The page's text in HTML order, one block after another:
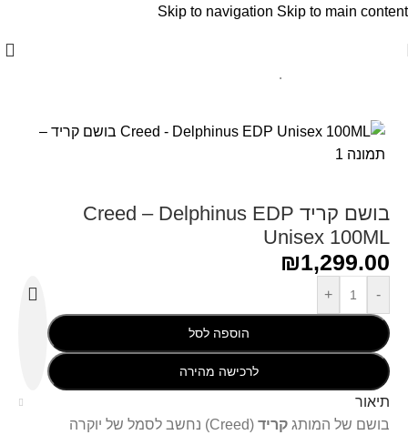
Skip to navigation Skip to main content
בושם קריד Creed – Delphinus EDP
Unisex 100ML
₪1,299.00
-
+
הוספה לסל
לרכישה מהירה
תיאור
בושם של המותג קריד
(Creed) נחשב לסמל של יוקרה